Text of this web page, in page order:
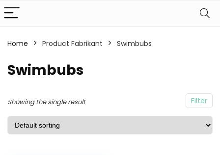
Home Product Fabrikant Swimbubs
Swimbubs
Filter
Showing the single result